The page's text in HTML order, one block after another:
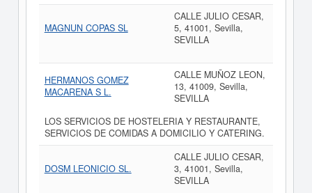
MAGNUN COPAS SL
CALLE JULIO CESAR,
5, 41001, Sevilla,
SEVILLA
HERMANOS GOMEZ
MACARENA S L.
CALLE MUÑOZ LEON,
13, 41009, Sevilla,
SEVILLA
LOS SERVICIOS DE HOSTELERIA Y RESTAURANTE,
SERVICIOS DE COMIDAS A DOMICILIO Y CATERING.
DOSM LEONICIO SL.
CALLE JULIO CESAR,
3, 41001, Sevilla,
SEVILLA